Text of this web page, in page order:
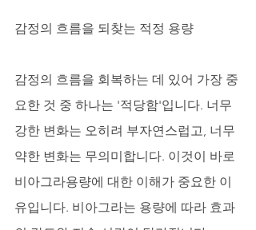
감정의 흐름을 되찾는 적정 용량
감정의 흐름을 회복하는 데 있어 가장 중
요한 것 중 하나는 '적당함'입니다. 너무
강한 변화는 오히려 부자연스럽고, 너무
약한 변화는 무의미합니다. 이것이 바로
비아그라용량에 대한 이해가 중요한 이
유입니다. 비아그라는 용량에 따라 효과